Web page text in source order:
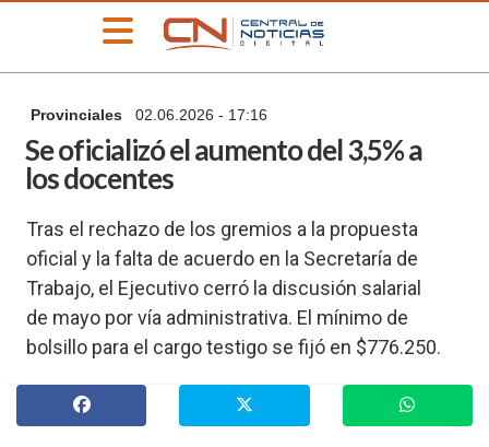
PORTADA
»
Deportes
Educación
Información
General
Nacionales
Provinciales 02.06.2026 - 17:16
Se oficializó el aumento del 3,5% a
los docentes
Tras el rechazo de los gremios a la propuesta
oficial y la falta de acuerdo en la Secretaría de
Trabajo, el Ejecutivo cerró la discusión salarial
de mayo por vía administrativa. El mínimo de
bolsillo para el cargo testigo se fijó en $776.250.